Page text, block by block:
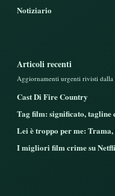
Notiziario
Articoli recenti
Aggiornamenti urgenti rivisti dalla
Cast Di Fire Country
Tag film: significato, tagline
Lei è troppo per me:
I migliori film crime su